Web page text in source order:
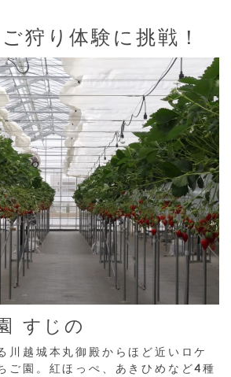
狩り体験に挑戦！
すじの
川越城本丸御殿からほど近いロケ
ご園。紅ほっぺ、あきひめなど4種